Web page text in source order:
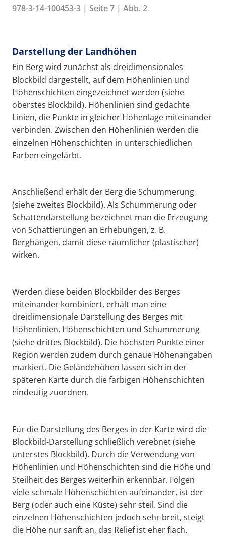
978-3-14-100453-3 | Seite 7 | Abb. 2
Darstellung der Landhöhen
Ein Berg wird zunächst als dreidimensionales
Blockbild dargestellt, auf dem Höhenlinien und
Höhenschichten eingezeichnet werden (siehe
oberstes Blockbild). Höhenlinien sind gedachte
Linien, die Punkte in gleicher Höhenlage miteinander
verbinden. Zwischen den Höhenlinien werden die
einzelnen Höhenschichten in unterschiedlichen
Farben eingefärbt.
Anschließend erhält der Berg die Schummerung
(siehe zweites Blockbild). Als Schummerung oder
Schattendarstellung bezeichnet man die Erzeugung
von Schattierungen an Erhebungen, z. B.
Berghängen, damit diese räumlicher (plastischer)
wirken.
Werden diese beiden Blockbilder des Berges
miteinander kombiniert, erhält man eine
dreidimensionale Darstellung des Berges mit
Höhenlinien, Höhenschichten und Schummerung
(siehe drittes Blockbild). Die höchsten Punkte einer
Region werden zudem durch genaue Höhenangaben
markiert. Die Geländehöhen lassen sich in der
späteren Karte durch die farbigen Höhenschichten
eindeutig zuordnen.
Für die Darstellung des Berges in der Karte wird die
Blockbild-Darstellung schließlich verebnet (siehe
unterstes Blockbild). Durch die Verwendung von
Höhenlinien und Höhenschichten sind die Höhe und
Steilheit des Berges weiterhin erkennbar. Folgen
viele schmale Höhenschichten aufeinander, ist der
Berg (oder auch eine Küste) sehr steil. Sind die
einzelnen Höhenschichten jedoch sehr breit, steigt
die Höhe nur sanft an, das Relief ist eher flach.